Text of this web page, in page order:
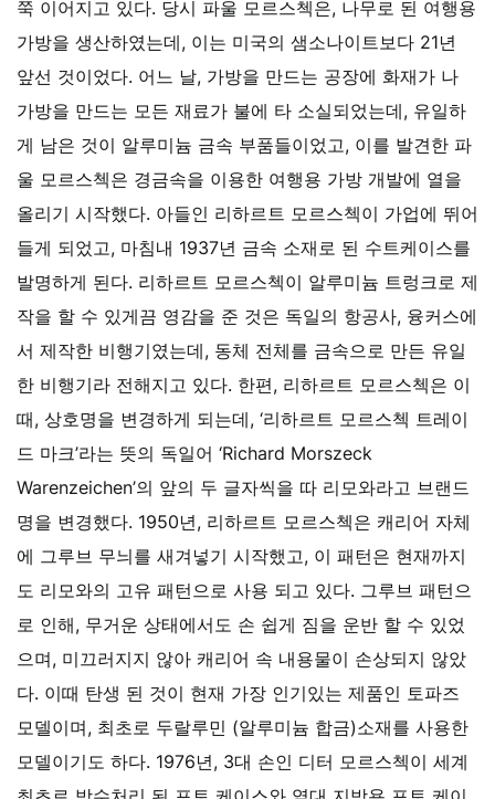
쭉 이어지고 있다. 당시 파울 모르스첵은, 나무로 된 여행용
가방을 생산하였는데, 이는 미국의 샘소나이트보다 21년
앞선 것이었다. 어느 날, 가방을 만드는 공장에 화재가 나
가방을 만드는 모든 재료가 불에 타 소실되었는데, 유일하
게 남은 것이 알루미늄 금속 부품들이었고, 이를 발견한 파
울 모르스첵은 경금속을 이용한 여행용 가방 개발에 열을
올리기 시작했다. 아들인 리하르트 모르스첵이 가업에 뛰어
들게 되었고, 마침내 1937년 금속 소재로 된 수트케이스를
발명하게 된다. 리하르트 모르스첵이 알루미늄 트렁크로 제
작을 할 수 있게끔 영감을 준 것은 독일의 항공사, 융커스에
서 제작한 비행기였는데, 동체 전체를 금속으로 만든 유일
한 비행기라 전해지고 있다. 한편, 리하르트 모르스첵은 이
때, 상호명을 변경하게 되는데, ‘리하르트 모르스첵 트레이
드 마크’라는 뜻의 독일어 ‘Richard Morszeck
Warenzeichen’의 앞의 두 글자씩을 따 리모와라고 브랜드
명을 변경했다. 1950년, 리하르트 모르스첵은 캐리어 자체
에 그루브 무늬를 새겨넣기 시작했고, 이 패턴은 현재까지
도 리모와의 고유 패턴으로 사용 되고 있다. 그루브 패턴으
로 인해, 무거운 상태에서도 손 쉽게 짐을 운반 할 수 있었
으며, 미끄러지지 않아 캐리어 속 내용물이 손상되지 않았
다. 이때 탄생 된 것이 현재 가장 인기있는 제품인 토파즈
모델이며, 최초로 두랄루민 (알루미늄 합금)소재를 사용한
모델이기도 하다. 1976년, 3대 손인 디터 모르스첵이 세계